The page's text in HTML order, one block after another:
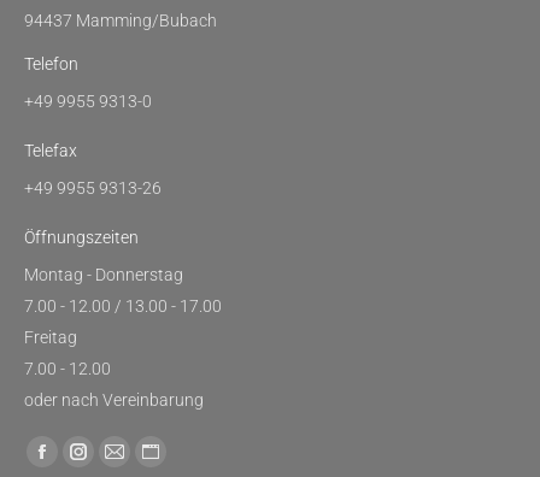
94437 Mamming/Bubach
Telefon
+49 9955 9313-0
Telefax
+49 9955 9313-26
Öffnungszeiten
Montag - Donnerstag
7.00 - 12.00 / 13.00 - 17.00
Freitag
7.00 - 12.00
oder nach Vereinbarung
Finden Sie uns auf:
FacebookInstagram
E-
Website